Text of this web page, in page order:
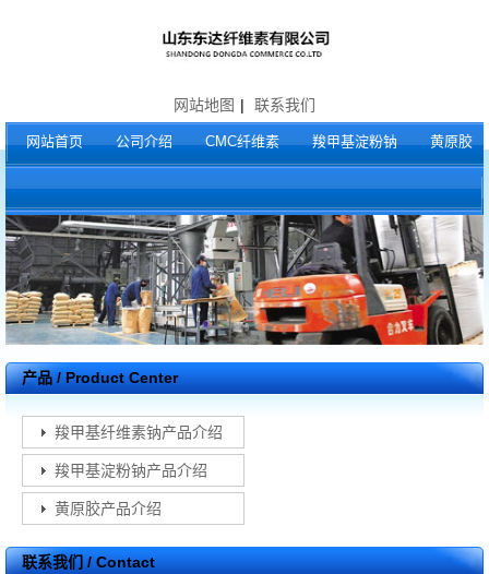
网站地图 | 联系我们
网站首页 公司介绍 CMC纤维素 羧甲基淀粉钠 黄原胶
产品 / Product Center
羧甲基纤维素钠产品介绍
羧甲基淀粉钠产品介绍
黄原胶产品介绍
联系我们 / Contact